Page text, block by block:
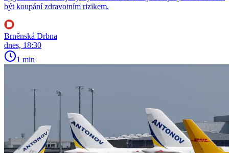
být koupání zdravotním rizikem.
Brněnská Drbna
dnes, 18:30
1 min